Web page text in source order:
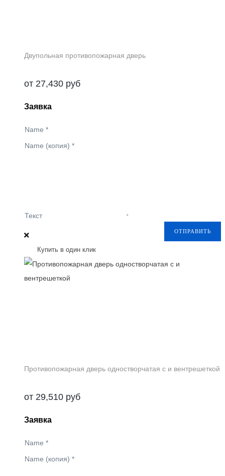
Двупольная противопожарная дверь
от 27,430 руб
Заявка
Name *
Name (копия) *
Текст
ОТПРАВИТЬ
Купить в один клик
Противопожарная дверь одностворчатая с и вентрешеткой
от 29,510 руб
Заявка
Name *
Name (копия) *